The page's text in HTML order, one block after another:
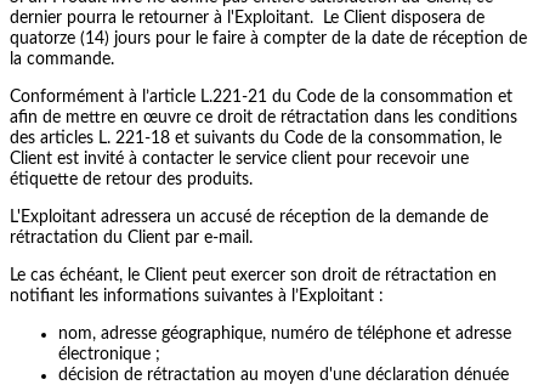
dernier pourra le retourner à l'Exploitant.
Le Client disposera de
quatorze (14) jours pour le faire à compter de la date de réception de
la commande.
Conformément à
l’article L.221-21 du Code de la consommation et
afin de mettre en œuvre ce droit de rétractation dans les conditions
des articles L. 221-18 et suivants du Code de la consommation, le
Client est invité à contacter le service client pour recevoir une
étiquette de retour des produits.
L' Exploitant adressera un accusé de réception de la demande de
rétractation du Client par e-mail.
Le cas échéant, le Client peut exercer son droit de rétractation en
notifiant les informations suivantes à l’Exploitant :
nom, adresse géographique, numéro de téléphone et adresse
électronique ;
décision de rétractation au moyen d'une déclaration dénuée